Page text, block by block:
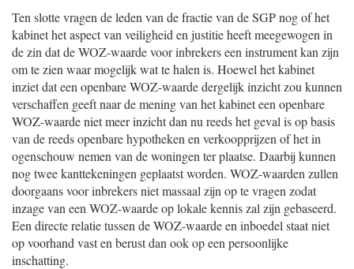
Ten slotte vragen de leden van de fractie van de SGP nog of het
kabinet het aspect van veiligheid en justitie heeft meegewogen in
de zin dat de WOZ-waarde voor inbrekers een instrument kan zijn
om te zien waar mogelijk wat te halen is. Hoewel het kabinet
inziet dat een openbare WOZ-waarde dergelijk inzicht zou kunnen
verschaffen geeft naar de mening van het kabinet een openbare
WOZ-waarde niet meer inzicht dan nu reeds het geval is op basis
van de reeds openbare hypotheken en verkoopprijzen of het in
ogenschouw nemen van de woningen ter plaatse. Daarbij kunnen
nog twee kanttekeningen geplaatst worden. WOZ-waarden zullen
doorgaans voor inbrekers niet massaal zijn op te vragen zodat
inzage van een WOZ-waarde op lokale kennis zal zijn gebaseerd.
Een directe relatie tussen de WOZ-waarde en inboedel staat niet
op voorhand vast en berust dan ook op een persoonlijke
inschatting.